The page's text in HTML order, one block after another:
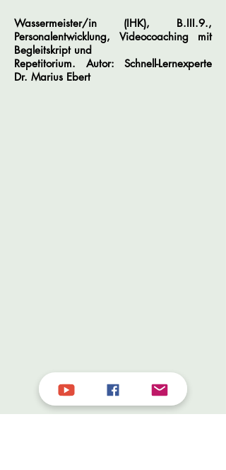
Wassermeister/in (IHK), B.III.9.,
Personalentwicklung, Videocoaching mit
Begleitskript und
Repetitorium. Autor: Schnell-Lernexperte
Dr. Marius Ebert